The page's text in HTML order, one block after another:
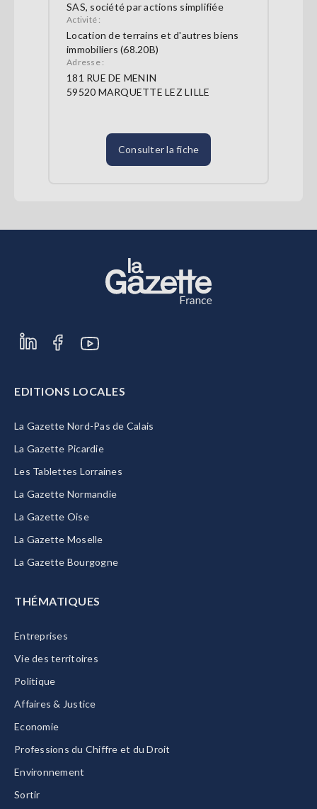
SAS, société par actions simplifiée
Activité :
Location de terrains et d'autres biens
immobiliers (68.20B)
Adresse :
181 RUE DE MENIN
59520 MARQUETTE LEZ LILLE
Consulter la fiche
EDITIONS LOCALES
La Gazette Nord-Pas de Calais
La Gazette Picardie
Les Tablettes Lorraines
La Gazette Normandie
La Gazette Oise
La Gazette Moselle
La Gazette Bourgogne
THÉMATIQUES
Entreprises
Vie des territoires
Politique
Affaires & Justice
Economie
Professions du Chiffre et du Droit
Environnement
Sortir